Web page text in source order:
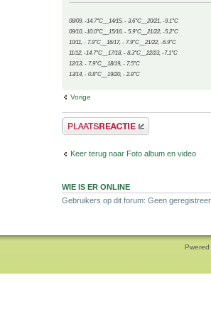
08/09, -14.7°C__14/15, - 3.6°C__20/21, -9.1°C
09/10, -10.0°C__15/16, - 5.9°C__21/22, -5.2°C
10/11, - 7.9°C__16/17, - 7.9°C__21/22, -6.9°C
11/12, -14.7°C__17/18, - 8.3°C__22/23, -7.1°C
12/13, - 7.9°C__18/19, - 7.5°C
13/14, - 0.8°C__19/20, - 2.8°C
Vorige
Plaats een reactie
Keer terug naar Foto album en video
WIE IS ER ONLINE
Gebruikers op dit forum: Geen